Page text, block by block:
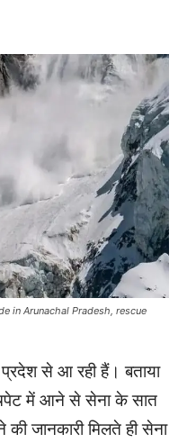
in Arunachal Pradesh, rescue
से आ रही हैं। बताया
चपेट में आने से सेना के सात
जानकारी मिलते ही सेना